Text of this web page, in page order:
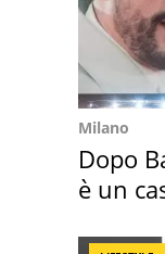
Milano
Dopo
è un